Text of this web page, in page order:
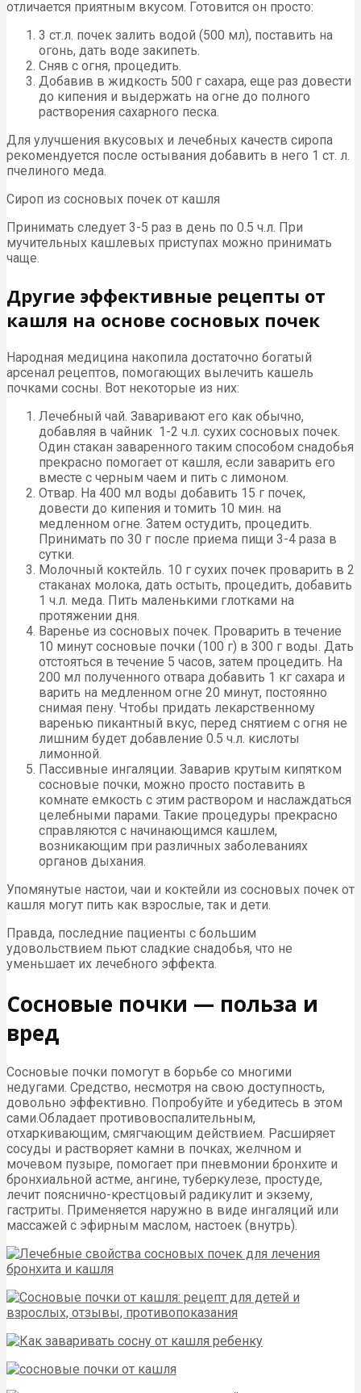
отличается приятным вкусом. Готовится он просто:
3 ст.л. почек залить водой (500 мл), поставить на
огонь, дать воде закипеть.
Сняв с огня, процедить.
Добавив в жидкость 500 г сахара, еще раз довести
до кипения и выдержать на огне до полного
растворения сахарного песка.
Для улучшения вкусовых и лечебных качеств сиропа
рекомендуется после остывания добавить в него 1 ст. л.
пчелиного меда.
Сироп из сосновых почек от кашля
Принимать следует 3-5 раз в день по 0.5 ч.л. При
мучительных кашлевых приступах можно принимать
чаще.
Другие эффективные рецепты от
кашля на основе сосновых почек
Народная медицина накопила достаточно богатый
арсенал рецептов, помогающих вылечить кашель
почками сосны. Вот некоторые из них:
Лечебный чай. Заваривают его как обычно,
добавляя в чайник 1-2 ч.л. сухих сосновых почек.
Один стакан заваренного таким способом снадобья
прекрасно помогает от кашля, если заварить его
вместе с черным чаем и пить с лимоном.
Отвар. На 400 мл воды добавить 15 г почек,
довести до кипения и томить 10 мин. на
медленном огне. Затем остудить, процедить.
Принимать по 30 г после приема пищи 3-4 раза в
сутки.
Молочный коктейль. 10 г сухих почек проварить в 2
стаканах молока, дать остыть, процедить, добавить
1 ч.л. меда. Пить маленькими глотками на
протяжении дня.
Варенье из сосновых почек. Проварить в течение
10 минут сосновые почки (100 г) в 300 г воды. Дать
отстояться в течение 5 часов, затем процедить. На
200 мл полученного отвара добавить 1 кг сахара и
варить на медленном огне 20 минут, постоянно
снимая пену. Чтобы придать лекарственному
варенью пикантный вкус, перед снятием с огня не
лишним будет добавление 0.5 ч.л. кислоты
лимонной.
Пассивные ингаляции. Заварив крутым кипятком
сосновые почки, можно просто поставить в
комнате емкость с этим раствором и наслаждаться
целебными парами. Такие процедуры прекрасно
справляются с начинающимся кашлем,
возникающим при различных заболеваниях
органов дыхания.
Упомянутые настои, чаи и коктейли из сосновых почек от
кашля могут пить как взрослые, так и дети.
Правда, последние пациенты с большим
удовольствием пьют сладкие снадобья, что не
уменьшает их лечебного эффекта.
Сосновые почки — польза и
вред
Сосновые почки помогут в борьбе со многими
недугами. Средство, несмотря на свою доступность,
довольно эффективно. Попробуйте и убедитесь в этом
сами.Обладает противовоспалительным,
отхаркивающим, смягчающим действием. Расширяет
сосуды и растворяет камни в почках, желчном и
мочевом пузыре, помогает при пневмонии бронхите и
бронхиальной астме, ангине, туберкулезе, простуде,
лечит пояснично-крестцовый радикулит и экзему,
гастриты. Применяется наружно в виде ингаляций или
массажей с эфирным маслом, настоек (внутрь).